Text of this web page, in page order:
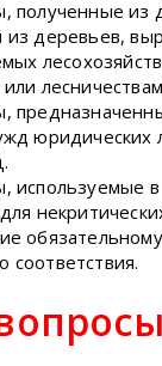
полученные из
из деревьев,
юридических
используемые в
обязательному